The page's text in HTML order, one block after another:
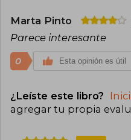
Marta Pinto
Parece interesante
0 Esta opinión es útil
¿Leíste este libro?
agregar tu propia